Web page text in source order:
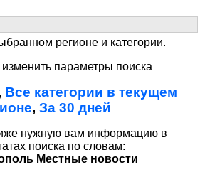
регионе и категории.
параметры поиска
Все категории в текущем
, За 30 дней
нужную вам информацию в
поиска по словам:
Местные новости